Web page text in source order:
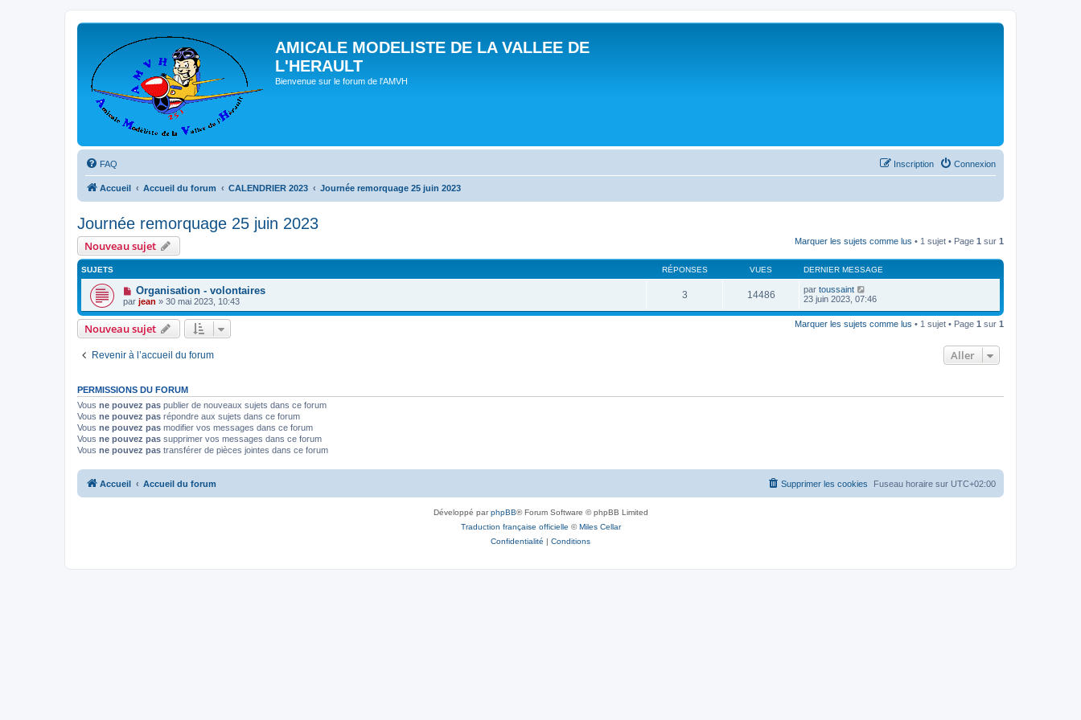
AMICALE MODELISTE DE LA VALLEE DE
L'HERAULT
Bienvenue sur le forum de l'AMVH
FAQ Connexion
Inscription
Accueil Accueil du forum CALENDRIER 2023 Journée remorquage 25 juin 2023
Journée remorquage 25 juin 2023
Nouveau sujet Marquer les sujets comme lus • 1 sujet • Page 1 sur 1
SUJETS RÉPONSES VUES DERNIER MESSAGE
Organisation - volontaires
par jean » 30 mai 2023, 10:43
3 14486 par toussaint
23 juin 2023, 07:46
Nouveau sujet Marquer les sujets comme lus • 1 sujet • Page 1 sur 1
Revenir à l’accueil du forum Aller
PERMISSIONS DU FORUM
Vous ne pouvez pas publier de nouveaux sujets dans ce forum
Vous ne pouvez pas répondre aux sujets dans ce forum
Vous ne pouvez pas modifier vos messages dans ce forum
Vous ne pouvez pas supprimer vos messages dans ce forum
Vous ne pouvez pas transférer de pièces jointes dans ce forum
Accueil Accueil du forum Fuseau horaire sur UTC+02:00
Supprimer les cookies
Développé parphpBB® Forum Software © phpBB Limited
Traduction française officielle ©Miles Cellar
Confidentialité | Conditions